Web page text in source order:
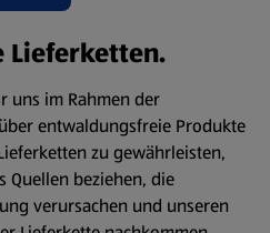
Lieferketten.
uns im Rahmen der
entwaldungsfreie Produkte
zu gewährleisten,
Quellen beziehen, die
verursachen und unseren